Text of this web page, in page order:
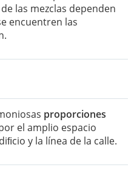
las mezclas dependen
encuentren las
proporciones
el amplio espacio
y la línea de la calle.